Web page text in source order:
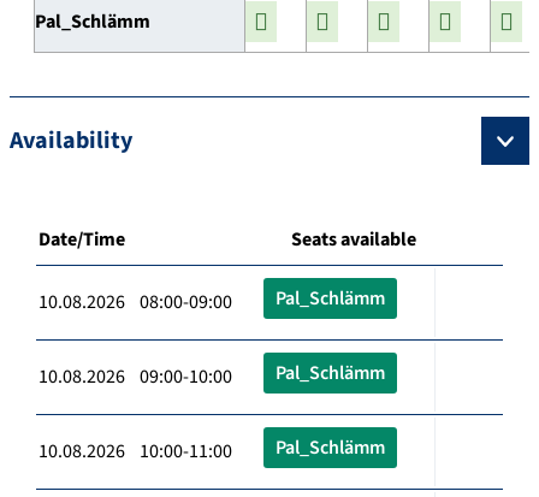
Pal_Schlämm
Availability
Date/Time Seats available
10.08.2026 08:00-09:00 Pal_Schlämm
10.08.2026 09:00-10:00 Pal_Schlämm
10.08.2026 10:00-11:00 Pal_Schlämm